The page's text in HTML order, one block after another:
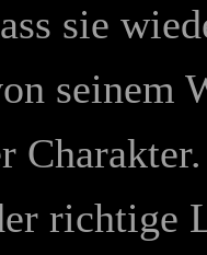
sie
seinem
richtige